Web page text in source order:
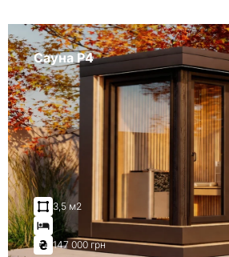
Сауна P4
3,5 м2
147 000 грн